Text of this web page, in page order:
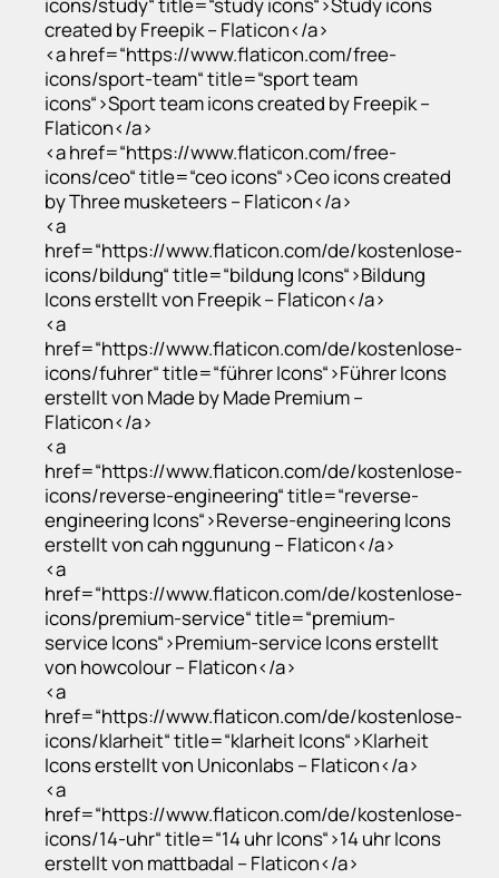
icons/study“ title=“study icons“>Study icons
created by Freepik – Flaticon</a>
<a href=“https://www.flaticon.com/free-
icons/sport-team“ title=“sport team
icons“>Sport team icons created by Freepik –
Flaticon</a>
<a href=“https://www.flaticon.com/free-
icons/ceo“ title=“ceo icons“>Ceo icons created
by Three musketeers – Flaticon</a>
<a
href=“https://www.flaticon.com/de/kostenlose-
icons/bildung“ title=“bildung Icons“>Bildung
Icons erstellt von Freepik – Flaticon</a>
<a
href=“https://www.flaticon.com/de/kostenlose-
icons/fuhrer“ title=“führer Icons“>Führer Icons
erstellt von Made by Made Premium –
Flaticon</a>
<a
href=“https://www.flaticon.com/de/kostenlose-
icons/reverse-engineering“ title=“reverse-
engineering Icons“>Reverse-engineering Icons
erstellt von cah nggunung – Flaticon</a>
<a
href=“https://www.flaticon.com/de/kostenlose-
icons/premium-service“ title=“premium-
service Icons“>Premium-service Icons erstellt
von howcolour – Flaticon</a>
<a
href=“https://www.flaticon.com/de/kostenlose-
icons/klarheit“ title=“klarheit Icons“>Klarheit
Icons erstellt von Uniconlabs – Flaticon</a>
<a
href=“https://www.flaticon.com/de/kostenlose-
icons/14-uhr“ title=“14 uhr Icons“>14 uhr Icons
erstellt von mattbadal – Flaticon</a>